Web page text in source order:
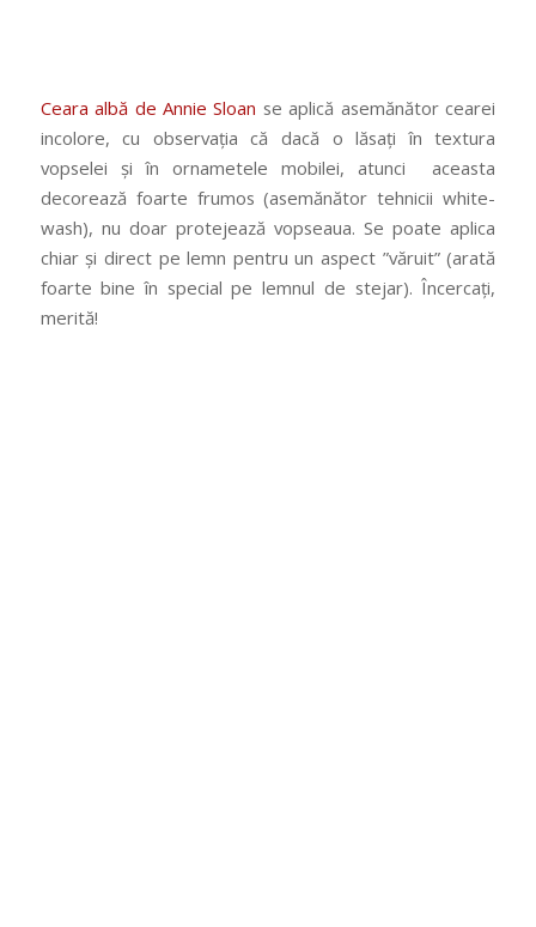
Ceara albă de Annie Sloan se aplică asemănător cearei
incolore, cu observația că dacă o lăsați în textura
vopselei și în ornametele mobilei, atunci aceasta
decorează foarte frumos (asemănător tehnicii white-
wash), nu doar protejează vopseaua. Se poate aplica
chiar și direct pe lemn pentru un aspect ”văruit” (arată
foarte bine în special pe lemnul de stejar). Încercați,
merită!